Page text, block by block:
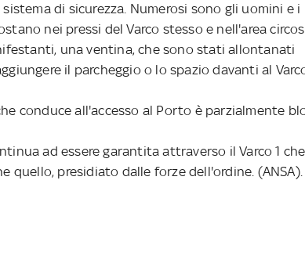
di sicurezza. Numerosi sono gli uomini e i
nei pressi del Varco stesso e nell'area
una ventina, che sono stati allontanati
il parcheggio o lo spazio davanti al
conduce all'accesso al Porto è parzialmente
ad essere garantita attraverso il Varco 1
quello, presidiato dalle forze dell'ordine. (ANSA).